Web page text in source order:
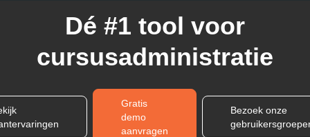
Dé #1 tool voor
cursusadministratie
Gratis
demo
aanvragen
Bezoek onze